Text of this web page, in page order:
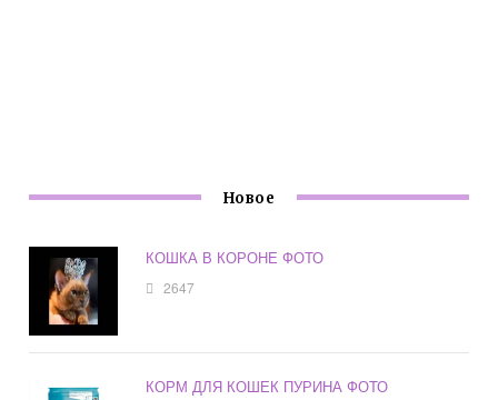
Новое
КОШКА В КОРОНЕ ФОТО
2647
КОРМ ДЛЯ КОШЕК ПУРИНА ФОТО